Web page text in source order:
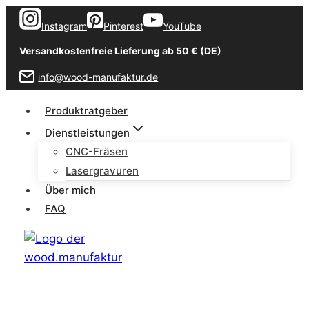
Zum
Inhalt
springen
Instagram Pinterest YouTube
Versandkostenfreie Lieferung ab 50 € (DE)
info@wood-manufaktur.de
Produktratgeber
Dienstleistungen
CNC-Fräsen
Lasergravuren
Über mich
FAQ